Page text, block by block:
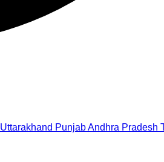
Uttarakhand PunjabAndhra Pradesh